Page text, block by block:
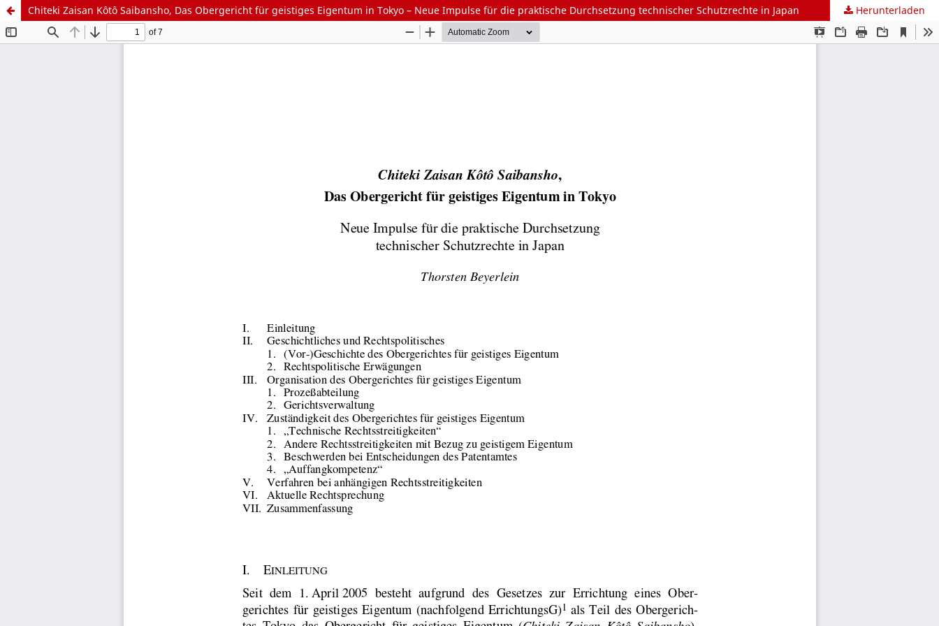
Chiteki Zaisan Kôtô Saibansho, Das Obergericht für geistiges Eigentum in Tokyo – Neue Impulse für die praktische Durchsetzung technischer Schutzrechte in Japan Herunterladen